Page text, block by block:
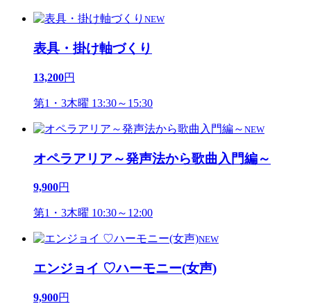
NEW
表具・掛け軸づくり
13,200円
第1・3木曜 13:30～15:30
NEW
オペラアリア～発声法から歌曲入門編～
9,900円
第1・3木曜 10:30～12:00
NEW
エンジョイ ♡ハーモニー(女声)
9,900円